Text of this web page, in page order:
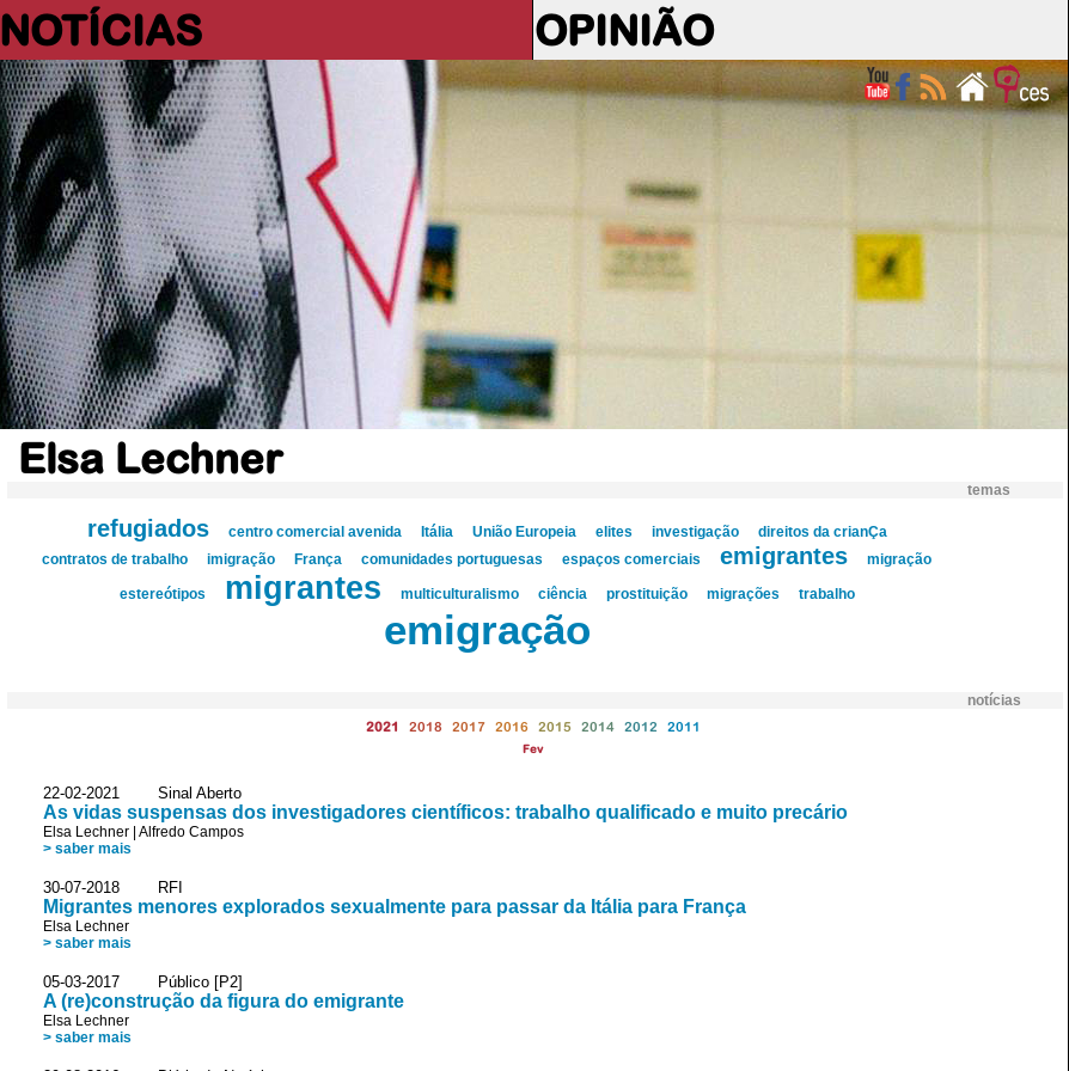
NOTÍCIAS OPINIÃO
Elsa Lechner
temas
refugiados centro comercial avenida Itália União Europeia elites investigação
direitos da crianÇa
contratos de trabalho
imigração França comunidades portuguesas espaços comerciais emigrantes migração
estereótipos migrantes multiculturalismo ciência prostituição migrações trabalho
emigração
notícias
2021 2018 2017 2016 2015 2014 2012 2011
Fev
22-02-2021 Sinal Aberto
As vidas suspensas dos investigadores científicos: trabalho qualificado e muito precário
Elsa Lechner Alfredo Campos
> saber mais
30-07-2018 RFI
Migrantes menores explorados sexualmente para passar da Itália para França
Elsa Lechner
> saber mais
05-03-2017 Público [P2]
A (re)construção da figura do emigrante
Elsa Lechner
> saber mais